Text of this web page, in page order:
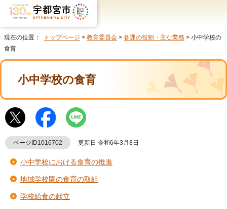
現在の位置： トップページ > 教育委員会 > 各課の役割・主な業務 > 小中学校の
食育
小中学校の食育
ページID1016702 更新日 令和6年3月8日
小中学校における食育の推進
地域学校園の食育の取組
学校給食の献立